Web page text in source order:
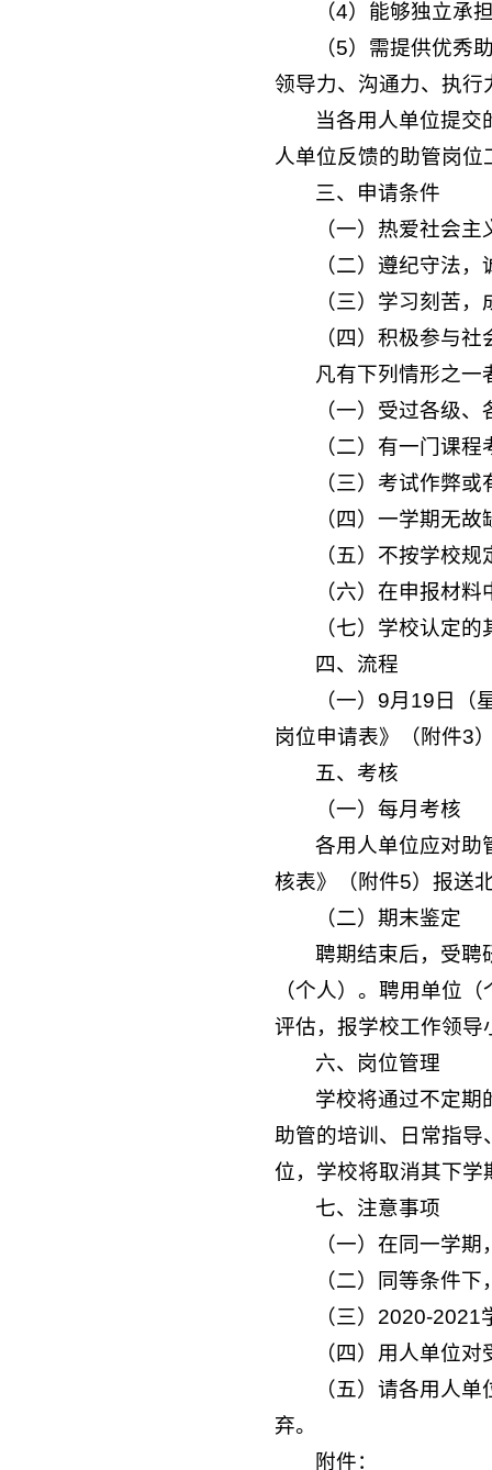
（4）能够独立承
（5）需提供优秀
领导力、沟通力、执行
当各用人单位提交
人单位反馈的助管岗
三、申请条件
（一）热爱社会
（二）遵纪守法
（三）学习刻苦
（四）积极参与
凡有下列情形之一
（一）受过各级
（二）有一门课
（三）考试作弊
（四）一学期无
（五）不按学校
（六）在申报材
（七）学校认定
四、流程
（一）9月19日（
岗位申请表》（附件3
五、考核
（一）每月考核
各用人单位应对助
核表》（附件5）报送
（二）期末鉴定
聘期结束后，受聘
（个人）。聘用单位
评估，报学校工作领导
六、岗位管理
学校将通过不定期
助管的培训、日常指导
位，学校将取消其下学
七、注意事项
（一）在同一学
（二）同等条件
（三）2020-
（四）用人单位
（五）请各用人
弃。
附件：